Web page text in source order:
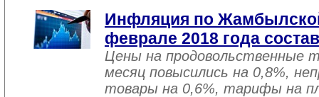
Инфляция по
феврале 2018 года
Цены на продовольственные
месяц повысились на 0,8%,
товары на 0,6%, тарифы на